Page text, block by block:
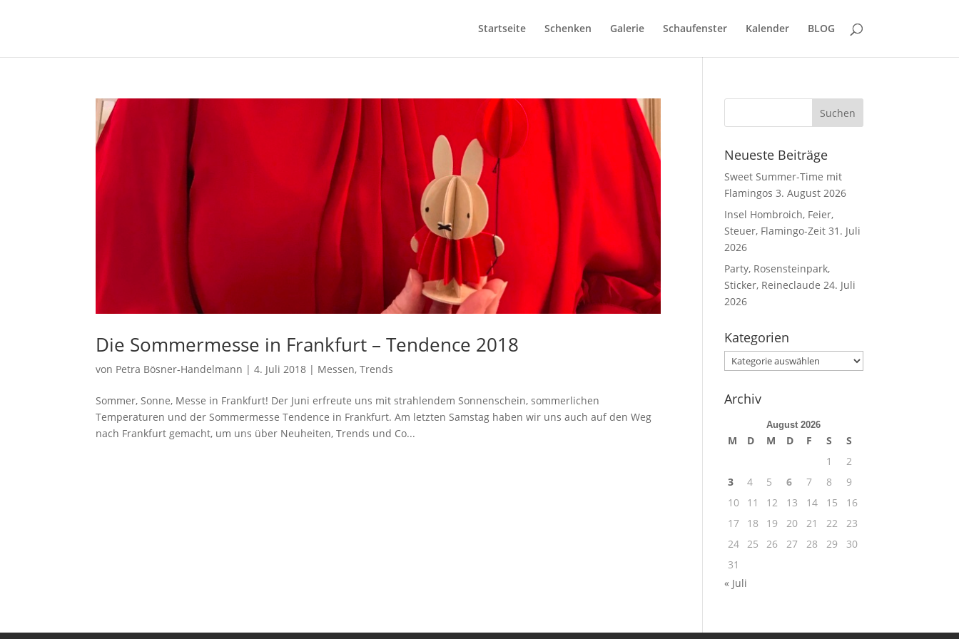
Startseite Schenken Galerie Schaufenster Kalender BLOG
Die Sommermesse in Frankfurt – Tendence 2018
von Petra Bösner-Handelmann |4. Juli 2018 | Messen,Trends
Sommer, Sonne, Messe in Frankfurt! Der Juni erfreute uns mit strahlendem Sonnenschein, sommerlichen
Temperaturen und der Sommermesse Tendence in Frankfurt. Am letzten Samstag haben wir uns auch auf den Weg
nach Frankfurt gemacht, um uns über Neuheiten, Trends und Co...
Neueste Beiträge
Sweet Summer-Time mit
Flamingos 3. August 2026
Insel Hombroich, Feier,
Steuer, Flamingo-Zeit 31. Juli
2026
Party, Rosensteinpark,
Sticker, Reineclaude 24. Juli
2026
Kategorien
Kategorien
Archiv
August 2026
M D M D F S
S
1
2
3
4 5 6 7 8
9
10
11 12 13 14 15
16
17
18 19 20 21 22
23
24 25 26 27 28 29
30
31
« Juli